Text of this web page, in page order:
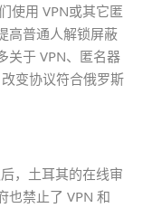
使用 VPN或其它匿
高普通人解锁屏蔽
关于 VPN、匿名器
变协议符合俄罗斯
，土耳其的在线审
也禁止了 VPN 和